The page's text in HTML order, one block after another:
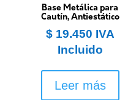
Base Metálica para
Cautín, Antiestático
$19.450 IVA
Incluido
Leer más